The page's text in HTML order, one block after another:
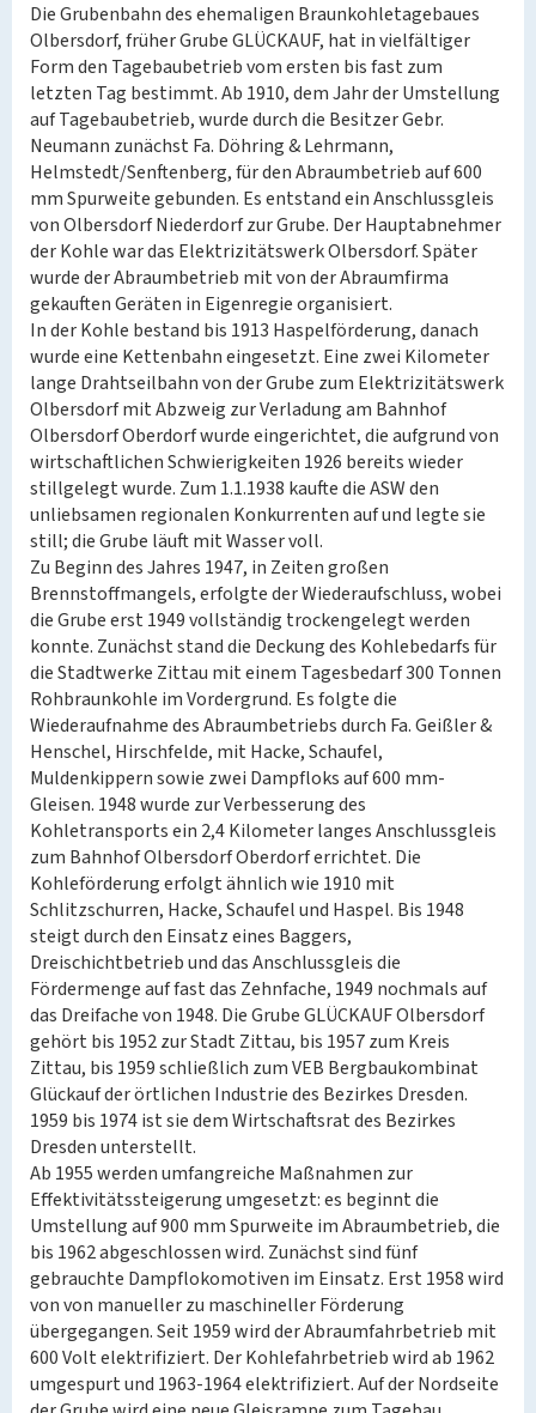
Die Grubenbahn des ehemaligen Braunkohletagebaues
Olbersdorf, früher Grube GLÜCKAUF, hat in vielfältiger
Form den Tagebaubetrieb vom ersten bis fast zum
letzten Tag bestimmt. Ab 1910, dem Jahr der Umstellung
auf Tagebaubetrieb, wurde durch die Besitzer Gebr.
Neumann zunächst Fa. Döhring & Lehrmann,
Helmstedt/Senftenberg, für den Abraumbetrieb auf 600
mm Spurweite gebunden. Es entstand ein Anschlussgleis
von Olbersdorf Niederdorf zur Grube. Der Hauptabnehmer
der Kohle war das Elektrizitätswerk Olbersdorf. Später
wurde der Abraumbetrieb mit von der Abraumfirma
gekauften Geräten in Eigenregie organisiert.
In der Kohle bestand bis 1913 Haspelförderung, danach
wurde eine Kettenbahn eingesetzt. Eine zwei Kilometer
lange Drahtseilbahn von der Grube zum Elektrizitätswerk
Olbersdorf mit Abzweig zur Verladung am Bahnhof
Olbersdorf Oberdorf wurde eingerichtet, die aufgrund von
wirtschaftlichen Schwierigkeiten 1926 bereits wieder
stillgelegt wurde. Zum 1.1.1938 kaufte die ASW den
unliebsamen regionalen Konkurrenten auf und legte sie
still; die Grube läuft mit Wasser voll.
Zu Beginn des Jahres 1947, in Zeiten großen
Brennstoffmangels, erfolgte der Wiederaufschluss, wobei
die Grube erst 1949 vollständig trockengelegt werden
konnte. Zunächst stand die Deckung des Kohlebedarfs für
die Stadtwerke Zittau mit einem Tagesbedarf 300 Tonnen
Rohbraunkohle im Vordergrund. Es folgte die
Wiederaufnahme des Abraumbetriebs durch Fa. Geißler &
Henschel, Hirschfelde, mit Hacke, Schaufel,
Muldenkippern sowie zwei Dampfloks auf 600 mm-
Gleisen. 1948 wurde zur Verbesserung des
Kohletransports ein 2,4 Kilometer langes Anschlussgleis
zum Bahnhof Olbersdorf Oberdorf errichtet. Die
Kohleförderung erfolgt ähnlich wie 1910 mit
Schlitzschurren, Hacke, Schaufel und Haspel. Bis 1948
steigt durch den Einsatz eines Baggers,
Dreischichtbetrieb und das Anschlussgleis die
Fördermenge auf fast das Zehnfache, 1949 nochmals auf
das Dreifache von 1948. Die Grube GLÜCKAUF Olbersdorf
gehört bis 1952 zur Stadt Zittau, bis 1957 zum Kreis
Zittau, bis 1959 schließlich zum VEB Bergbaukombinat
Glückauf der örtlichen Industrie des Bezirkes Dresden.
1959 bis 1974 ist sie dem Wirtschaftsrat des Bezirkes
Dresden unterstellt.
Ab 1955 werden umfangreiche Maßnahmen zur
Effektivitätssteigerung umgesetzt: es beginnt die
Umstellung auf 900 mm Spurweite im Abraumbetrieb, die
bis 1962 abgeschlossen wird. Zunächst sind fünf
gebrauchte Dampflokomotiven im Einsatz. Erst 1958 wird
von von manueller zu maschineller Förderung
übergegangen. Seit 1959 wird der Abraumfahrbetrieb mit
600 Volt elektrifiziert. Der Kohlefahrbetrieb wird ab 1962
umgespurt und 1963-1964 elektrifiziert. Auf der Nordseite